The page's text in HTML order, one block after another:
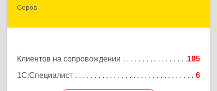
Серов
Клиентов на сопровождении
105
1С:Специалист
6
624993, Свердловская обл, Серов г, Ленина ул,